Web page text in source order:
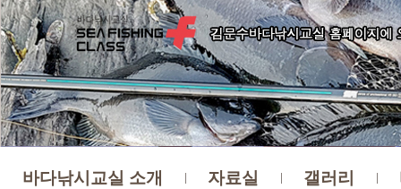
바다낚시교실 소개 자료실 갤러리